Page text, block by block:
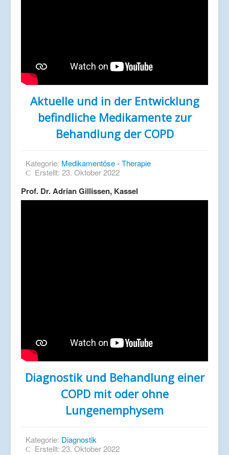
Aktuelle und in der Entwicklung
befindliche Medikamente zur
Behandlung der COPD
Kategorie: Medikamentöse - Therapie
Erstellt: 23. Oktober 2022
Prof. Dr. Adrian Gillissen, Kassel
Diagnostik und Behandlung einer
COPD mit oder ohne
Lungenemphysem
Kategorie: Diagnostik
Erstellt: 23. Oktober 2022